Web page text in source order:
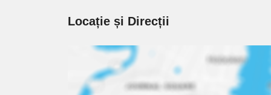
Locație și Direcții